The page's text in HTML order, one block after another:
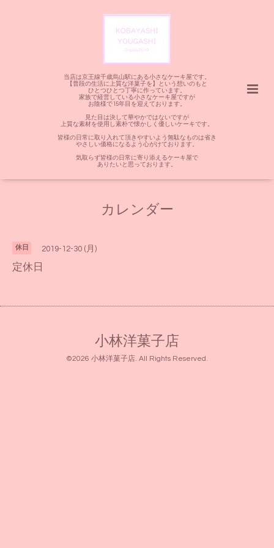
当店は京王線千歳烏山駅にある小さなケーキ屋です。
【普段の生活に上質な洋菓子を】という想いのもと
ひとつひとつ丁寧に作っています。
家族で経営している小さなケーキ屋ですが
お陰様で15年目を迎えております。
見た目は決して華やかではないですが
上質な素材を使用し素朴で懐かしく優しいケーキです。
皆様の日常に取り入れて頂きやすいよう無駄なものは省き
やさしい価格になるよう心がけております。
気取らず皆様の日常に寄り添えるケーキ屋で
ありたいと思っております。
カレンダー
休日 2019-12-30 (月)
定休日
小林洋菓子店
©2026 小林洋菓子店. All Rights Reserved.